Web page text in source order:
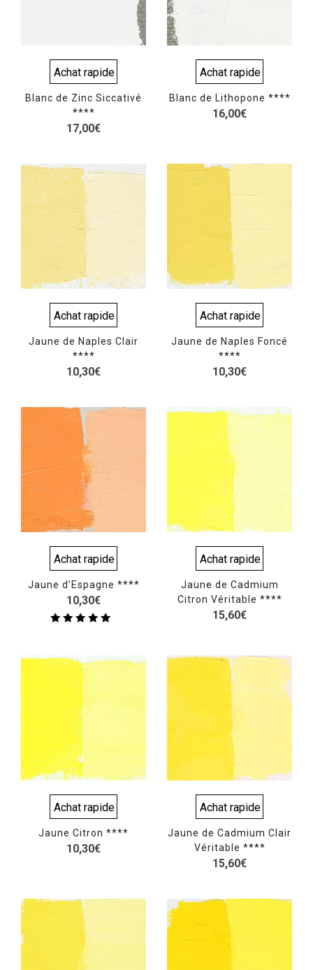
Achat rapide
Blanc de Zinc Siccativé
****
17,00€
Achat rapide
Blanc de Lithopone ****
16,00€
Achat rapide
Jaune de Naples Clair
****
10,30€
Achat rapide
Jaune de Naples Foncé
****
10,30€
Achat rapide
Jaune d’Espagne ****
10,30€
Achat rapide
Jaune de Cadmium
Citron Véritable ****
15,60€
Achat rapide
Jaune Citron ****
10,30€
Achat rapide
Jaune de Cadmium Clair
Véritable ****
15,60€